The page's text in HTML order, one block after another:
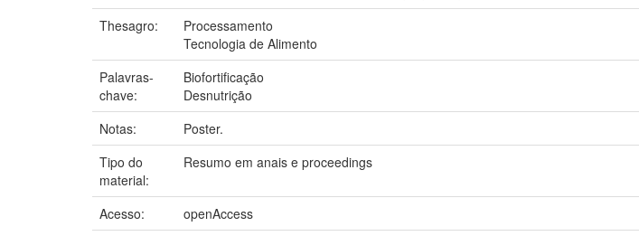
Thesagro:
Processamento
Tecnologia de Alimento
Palavras-
chave:
Biofortificação
Desnutrição
Notas:
Poster.
Tipo do
material:
Resumo em anais e proceedings
Acesso:
openAccess